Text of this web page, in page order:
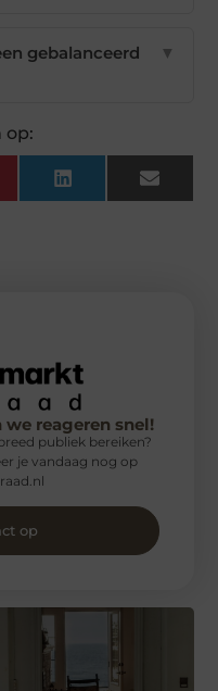
gebalanceerd
▼
op:
LinkedIn Email
reageren snel!
publiek bereiken?
je vandaag nog op
op